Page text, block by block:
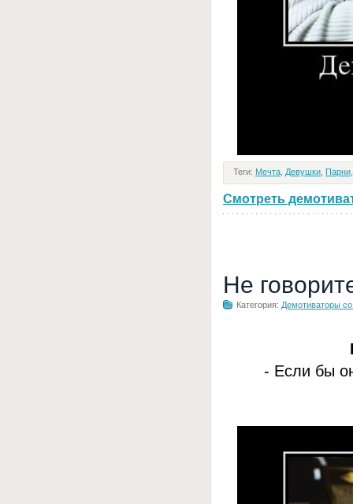
Теги: Мечта Девушки Парни
Смотреть
Не
Категория: Демотиваторы
- Если бы